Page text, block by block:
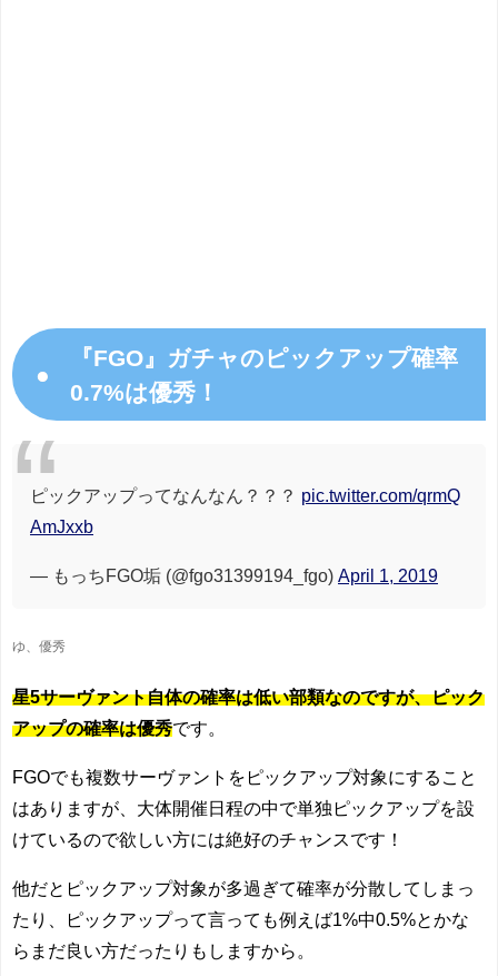
●
『FGO』ガチャのピックアップ確率
0.7%は優秀！
ピックアップってなんなん？？？ pic.twitter.com/qrmQ
AmJxxb
— もっちFGO垢 (@fgo31399194_fgo) April 1, 2019
ゆ、優秀
星5サーヴァント自体の確率は低い部類なのですが、ピック
アップの確率は優秀です。
FGOでも複数サーヴァントをピックアップ対象にすること
はありますが、大体開催日程の中で単独ピックアップを設
けているので欲しい方には絶好のチャンスです！
他だとピックアップ対象が多過ぎて確率が分散してしまっ
たり、ピックアップって言っても例えば1%中0.5%とかな
らまだ良い方だったりもしますから。